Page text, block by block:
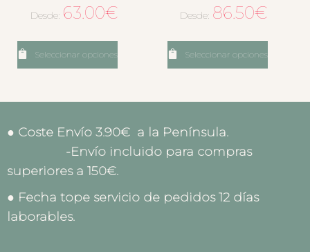
Desde: 63.00€
Seleccionar opciones
Desde: 86.50€
Seleccionar opciones
● Coste Envío 3.90€ a la Península.
-Envío incluido para compras
superiores a 150€.
● Fecha tope servicio de pedidos 12 días
laborables.